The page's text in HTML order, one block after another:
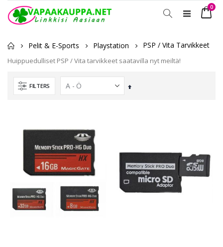
Toggle
0
Pelit & E-Sports Playstation PSP / Vita Tarvikkeet
Huippuedulliset PSP / Vita tarvikkeet saatavilla nyt meiltä!
FILTERS
Laskevassa